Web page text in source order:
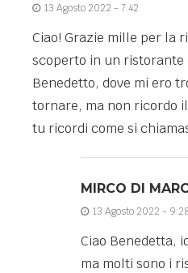
13 Agosto 2022 - 7:42
Ciao! Grazie mille per la
scoperto in un ristorante
Benedetto, dove mi ero
tornare, ma non ricordo
tu ricordi come si
MIRCO DI
13 Agosto 2022 -
Ciao Benedetta,
ma molti sono i